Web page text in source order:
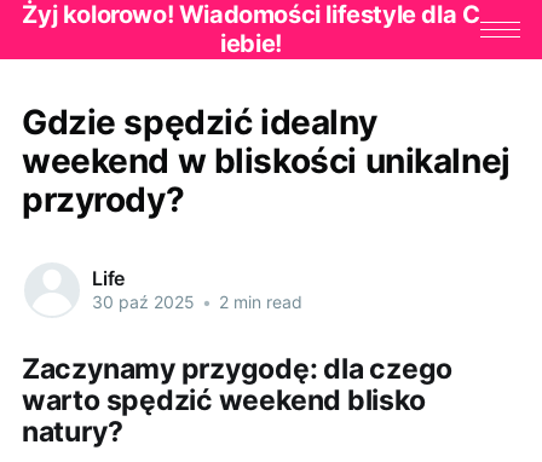
Żyj kolorowo! Wiadomości lifestyle dla C
iebie!
Gdzie spędzić idealny
weekend w bliskości unikalnej
przyrody?
Life
30 paź 2025 • 2 min read
Zaczynamy przygodę: dla czego
warto spędzić weekend blisko
natury?